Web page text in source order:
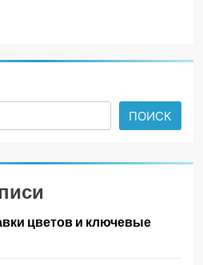
ПОИСК
цветов и ключевые